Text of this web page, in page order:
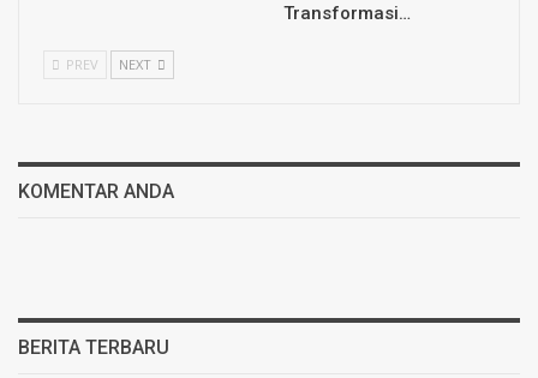
Transformasi…
PREV NEXT
KOMENTAR ANDA
BERITA TERBARU